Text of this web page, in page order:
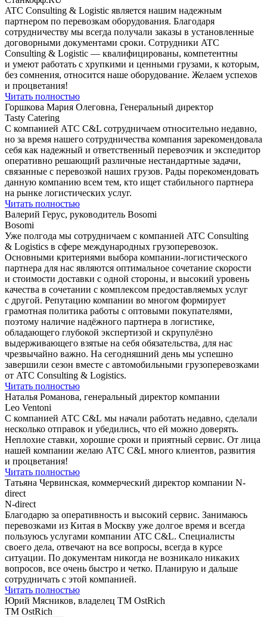
ATC Consulting & Logistic является нашим надежным
партнером по перевозкам оборудования. Благодаря
сотрудничеству мы всегда получали заказы в установленные
договорными документами сроки. Сотрудники ATC
Consulting & Logistic — квалифицированы, компетентны
и умеют работать с хрупкими и ценными грузами, к которым,
без сомнения, относится наше оборудование. Желаем успехов
и процветания!
Читать полностью
Горшкова Мария Олеговна, Генеральный директор
Tasty Catering
С компанией АТС С&L сотрудничаем относительно недавно,
но за время нашего сотрудничества компания зарекомендовала
себя как надежный и ответственный перевозчик и экспедитор
оперативно решающий различные нестандартные задачи,
связанные с перевозкой наших грузов. Рады порекомендовать
данную компанию всем тем, кто ищет стабильного партнера
на рынке логистических услуг.
Читать полностью
Валерий Герус, руководитель Bosomi
Bosomi
Уже полгода мы сотрудничаем с компанией ATC Consulting
& Logistics в сфере международных грузоперевозок.
Основными критериями выбора компании-логистического
партнера для нас являются оптимальное сочетание скорости
и стоимости доставки с одной стороны, и высокий уровень
качества в сочетании с комплексом предоставляемых услуг
с другой. Репутацию компании во многом формирует
грамотная политика работы с оптовыми покупателями,
поэтому наличие надёжного партнера в логистике,
обладающего глубокой экспертизой и скрупулёзно
выдерживающего взятые на себя обязательства, для нас
чрезвычайно важно. На сегодняшний день мы успешно
завершили сезон вместе с автомобильными грузоперевозками
от ATC Consulting & Logistics.
Читать полностью
Наталья Романова, генеральный директор компании
Leo Ventoni
С компанией АТС C&L мы начали работать недавно, сделали
несколько отправок и убедились, что ей можно доверять.
Неплохие ставки, хорошие сроки и приятный сервис. От лица
нашей компании желаю АТС C&L много клиентов, развития
и процветания!
Читать полностью
Татьяна Червинская, коммерческий директор компании N-
direct
N-direct
Благодарю за оперативность и высокий сервис. Занимаюсь
перевозками из Китая в Москву уже долгое время и всегда
пользуюсь услугами компании ATC С&L. Специалисты
своего дела, отвечают на все вопросы, всегда в курсе
ситуации. По документам никогда не возникало никаких
вопросов, все очень быстро и четко. Планирую и дальше
сотрудничать c этой компанией.
Читать полностью
Юрий Мясников, владелец ТМ OstRich
ТМ OstRich